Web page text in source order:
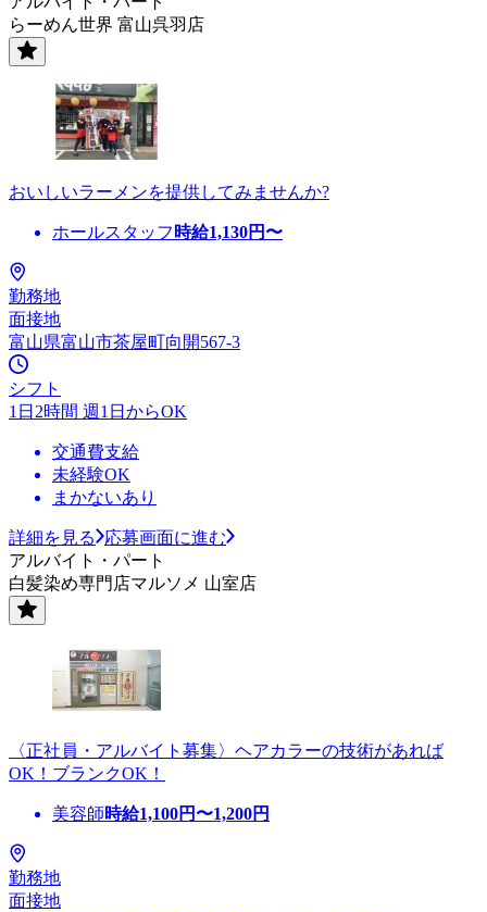
らーめん世界 富山呉羽店
おいしいラーメンを提供してみませんか?
ホールスタッフ 時給1,130円〜
勤務地
面接地
富山県富山市茶屋町向開567-3
シフト
1日2時間 週1日からOK
交通費支給
未経験OK
まかないあり
詳細を見る
応募画面に進む
アルバイト・パート
白髪染め専門店マルソメ 山室店
〈正社員・アルバイト募集〉ヘアカラーの技術があれば
OK！ブランクOK！
美容師時給1,100円〜1,200円
勤務地
面接地